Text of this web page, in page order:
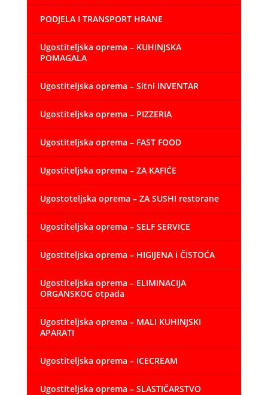
PODJELA I TRANSPORT HRANE
Ugostiteljska oprema – KUHINJSKA
POMAGALA
Ugostiteljska oprema – Sitni INVENTAR
Ugostiteljska oprema – PIZZERIA
Ugostiteljska oprema – FAST FOOD
Ugostiteljska oprema – ZA KAFIĆE
Ugostoteljska oprema – ZA SUSHI restorane
Ugostiteljska oprema – SELF SERVICE
Ugostiteljska oprema – HIGIJENA i ČISTOĆA
Ugostiteljska oprema – ELIMINACIJA
ORGANSKOG otpada
Ugostiteljska oprema – MALI KUHINJSKI
APARATI
Ugostiteljska oprema – ICECREAM
Ugostiteljska oprema – SLASTIČARSTVO